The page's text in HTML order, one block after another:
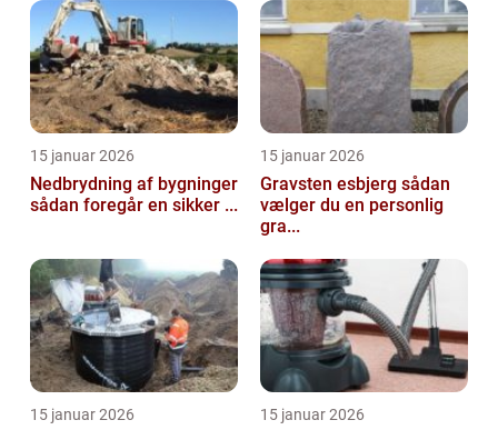
15 januar 2026
Nedbrydning af bygninger
sådan foregår en sikker ...
15 januar 2026
Gravsten esbjerg sådan
vælger du en personlig
gra...
15 januar 2026 15 januar 2026